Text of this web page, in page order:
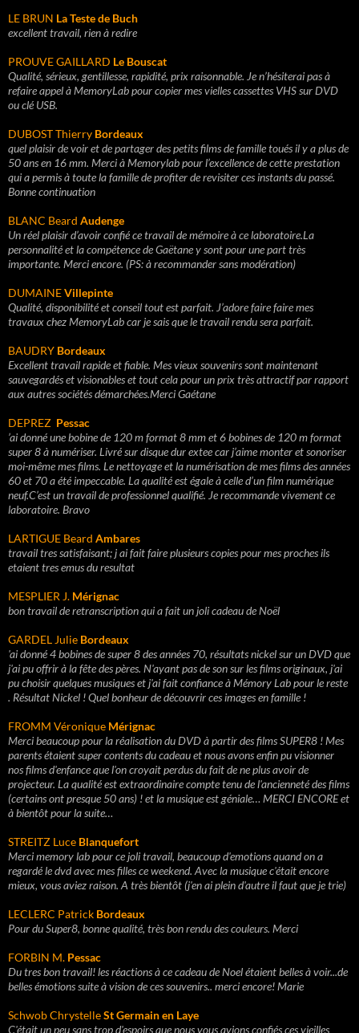
LE BRUN La Teste de Buch
excellent travail, rien à redire
PROUVE GAILLARD Le Bouscat
Qualité, sérieux, gentillesse, rapidité, prix raisonnable. Je n’hésiterai pas à
refaire appel à MemoryLab pour copier mes vielles cassettes VHS sur DVD
ou clé USB.
DUBOST Thierry Bordeaux
quel plaisir de voir et de partager des petits films de famille toués il y a plus de
50 ans en 16 mm. Merci à Memorylab pour l’excellence de cette prestation
qui a permis à toute la famille de profiter de revisiter ces instants du passé.
Bonne continuation
BLANC Beard Audenge
Un réel plaisir d’avoir confié ce travail de mémoire à ce laboratoire.La
personnalité et la compétence de Gaëtane y sont pour une part très
importante. Merci encore. (PS: à recommander sans modération)
DUMAINEVillepinte
Qualité, disponibilité et conseil tout est parfait. J’adore faire faire mes
travaux chez MemoryLab car je sais que le travail rendu sera parfait.
BAUDRY Bordeaux
Excellent travail rapide et fiable. Mes vieux souvenirs sont maintenant
sauvegardés et visionables et tout cela pour un prix très attractif par rapport
aux autres sociétés démarchées.Merci Gaétane
DEPREZ Pessac
’ai donné une bobine de 120 m format 8 mm et 6 bobines de 120 m format
super 8 à numériser. Livré sur disque dur extee car j’aime monter et sonoriser
moi-même mes films. Le nettoyage et la numérisation de mes films des années
60 et 70 a été impeccable. La qualité est égale à celle d’un film numérique
neuf.C’est un travail de professionnel qualifié. Je recommande vivement ce
laboratoire. Bravo
LARTIGUE Beard Ambares
travail tres satisfaisant; j ai fait faire plusieurs copies pour mes proches ils
etaient tres emus du resultat
MESPLIER J. Mérignac
bon travail de retranscription qui a fait un joli cadeau de Noël
GARDEL Julie Bordeaux
'ai donné 4 bobines de super 8 des années 70, résultats nickel sur un DVD que
j'ai pu offrir à la fête des pères. N'ayant pas de son sur les films originaux, j'ai
pu choisir quelques musiques et j'ai fait confiance à Mémory Lab pour le reste
. Résultat Nickel ! Quel bonheur de découvrir ces images en famille !
FROMM Véronique Mérignac
Merci beaucoup pour la réalisation du DVD à partir des films SUPER8 ! Mes
parents étaient super contents du cadeau et nous avons enfin pu visionner
nos films d'enfance que l'on croyait perdus du fait de ne plus avoir de
projecteur. La qualité est extraordinaire compte tenu de l'ancienneté des films
(certains ont presque 50 ans) ! et la musique est géniale… MERCI ENCORE et
à bientôt pour la suite…
STREITZ Luce Blanquefort
Merci memory lab pour ce joli travail, beaucoup d'emotions quand on a
regardé le dvd avec mes filles ce weekend. Avec la musique c'était encore
mieux, vous aviez raison. A très bientôt (j'en ai plein d'autre il faut que je trie)
LECLERC Patrick Bordeaux
Pour du Super8, bonne qualité, très bon rendu des couleurs. Merci
FORBIN M. Pessac
Du tres bon travail! les réactions à ce cadeau de Noel étaient belles à voir...de
belles émotions suite à vision de ces souvenirs.. merci encore! Marie
Schwob ChrystelleSt Germain en Laye
C'était un peu sans trop d'espoirs que nous vous avions confiés ces vieilles